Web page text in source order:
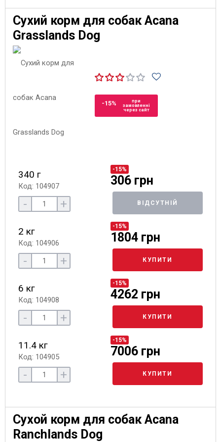
Сухий корм для собак Acana
Grasslands Dog
-15%
при
замовленні
через сайт
340 г
Код: 104907
-15%
306 грн
- + ВІДСУТНІЙ
2 кг
Код: 104906
-15%
1804 грн
- + КУПИТИ
6 кг
Код: 104908
-15%
4262 грн
- + КУПИТИ
11.4 кг
Код: 104905
-15%
7006 грн
- + КУПИТИ
Сухой корм для собак Acana
Ranchlands Dog